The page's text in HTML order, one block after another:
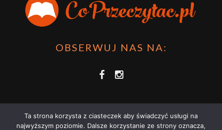
OBSERWUJ NAS NA:
Ta strona korzysta z ciasteczek aby świadczyć usługi na
najwyższym poziomie. Dalsze korzystanie ze strony oznacza,